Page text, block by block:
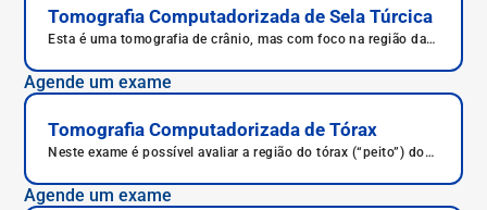
Tomografia Computadorizada de Sela Túrcica
Esta é uma tomografia de crânio, mas com foco na região da
Agende um exame
Tomografia Computadorizada de Tórax
Neste exame é possível avaliar a região do tórax (“peito”) do
sanguíneos da região e parcialmente a parte gordurosa.
Agende um exame